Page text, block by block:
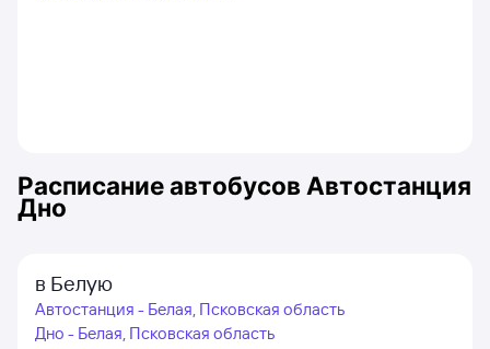
Расписание автобусов Автостанция
Дно
в Белую
Автостанция - Белая, Псковская область
Дно - Белая, Псковская область